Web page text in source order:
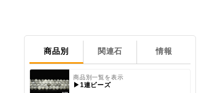
商品別 関連石 情報
商品別一覧を表示
▶1連ビーズ